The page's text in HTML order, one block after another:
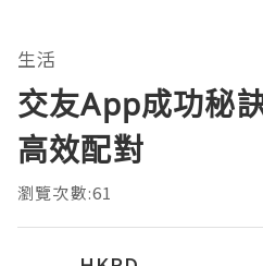
生活
交友App成功秘
高效配對
瀏覽次數:61